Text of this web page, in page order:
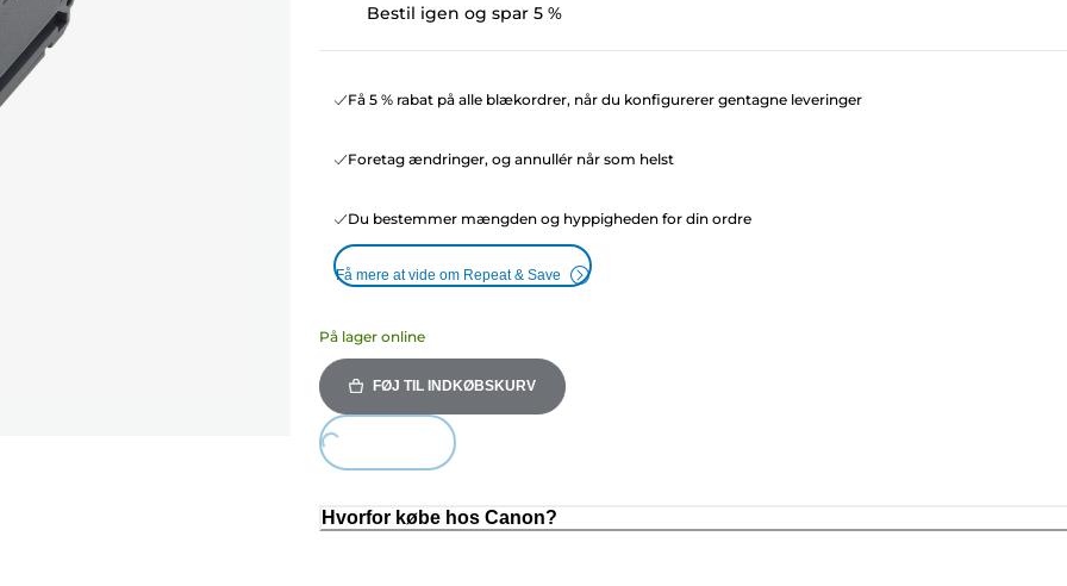
Bestil igen og spar 5 %
Få 5 % rabat på alle blækordrer, når du konfigurerer gentagne leveringer
Foretag ændringer, og annullér når som helst
Du bestemmer mængden og hyppigheden for din ordre
Få mere at vide om Repeat & Save
På lager online
FØJ TIL INDKØBSKURV
Loading...
Hvorfor købe hos Canon?